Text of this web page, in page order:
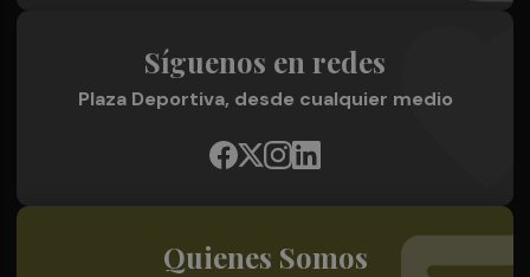
Síguenos en redes
Plaza Deportiva, desde cualquier medio
Quienes Somos